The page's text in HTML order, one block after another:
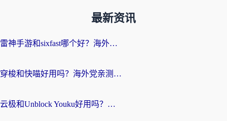
最新资讯
雷神手游和sixfast哪个好？海外党亲测3款回国加速器，教你选对不踩坑
穿梭和快喵好用吗？海外党亲测：小众加速器对比+番茄加速器深度体验
云极和Unblock Youku好用吗？海外党亲测+2026回国加速器避坑指南